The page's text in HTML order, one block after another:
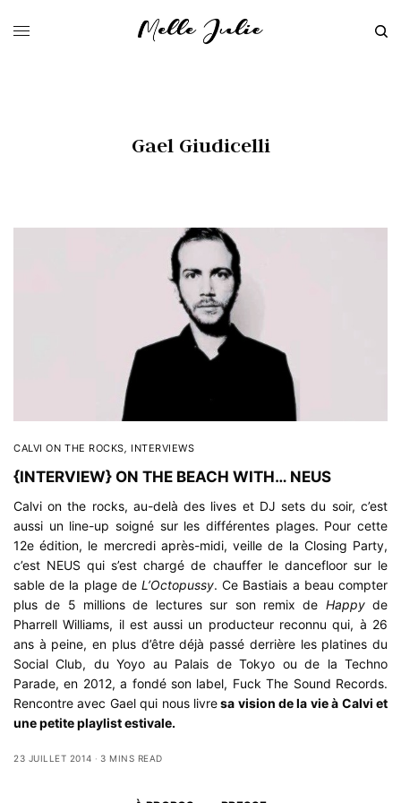
Gael Giudicelli
CALVI ON THE ROCKS, INTERVIEWS
{INTERVIEW} ON THE BEACH WITH… NEUS
Calvi on the rocks, au-delà des lives et DJ sets du soir, c’est
aussi un line-up soigné sur les différentes plages. Pour cette
12e édition, le mercredi après-midi, veille de la Closing Party,
c’est NEUS qui s’est chargé de chauffer le dancefloor sur le
sable de la plage de L’Octopussy. Ce Bastiais a beau compter
plus de 5 millions de lectures sur son remix de Happyde
Pharrell Williams, il est aussi un producteur reconnu qui, à 26
ans à peine, en plus d’être déjà passé derrière les platines du
Social Club, du Yoyo au Palais de Tokyo ou de la Techno
Parade, en 2012, a fondé son label, Fuck The Sound Records.
Rencontre avec Gael qui nous livresa vision de la vie à Calvi et
une petite playlist estivale.
23 JUILLET 2014 3 MINS READ